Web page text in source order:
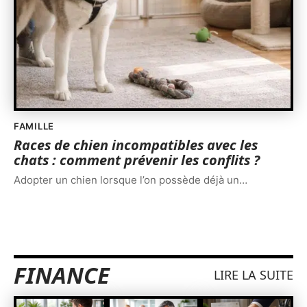
FAMILLE
Races de chien incompatibles avec les
chats : comment prévenir les conflits ?
Adopter un chien lorsque l’on possède déjà un…
FINANCE LIRE LA SUITE